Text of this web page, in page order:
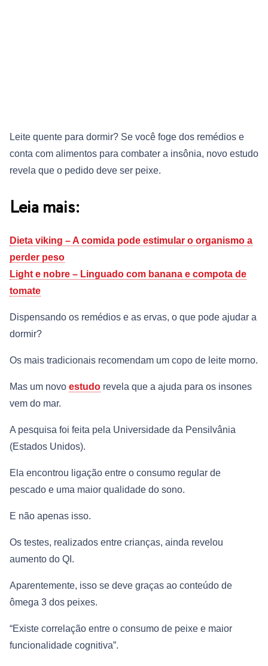
Leite quente para dormir? Se você foge dos remédios e
conta com alimentos para combater a insônia, novo estudo
revela que o pedido deve ser peixe.
Leia mais:
Dieta viking – A comida pode estimular o organismo a
perder peso
Light e nobre – Linguado com banana e compota de
tomate
Dispensando os remédios e as ervas, o que pode ajudar a
dormir?
Os mais tradicionais recomendam um copo de leite morno.
Mas um novo estudo revela que a ajuda para os insones
vem do mar.
A pesquisa foi feita pela Universidade da Pensilvânia
(Estados Unidos).
Ela encontrou ligação entre o consumo regular de
pescado e uma maior qualidade do sono.
E não apenas isso.
Os testes, realizados entre crianças, ainda revelou
aumento do QI.
Aparentemente, isso se deve graças ao conteúdo de
ômega 3 dos peixes.
“Existe correlação entre o consumo de peixe e maior
funcionalidade cognitiva”.